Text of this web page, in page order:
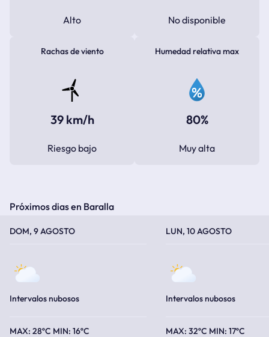
Alto No disponible
Rachas de viento
39 km/h
Riesgo bajo
Humedad relativa max
80%
Muy alta
Próximos dias en Baralla
DOM, 9 AGOSTO
Intervalos nubosos
28ºC 16ºC
LUN, 10 AGOSTO
Intervalos nubosos
32ºC 17ºC